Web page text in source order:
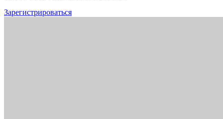
Зарегистрироваться